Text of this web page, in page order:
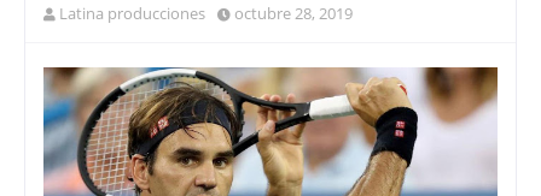
Latina producciones octubre 28, 2019